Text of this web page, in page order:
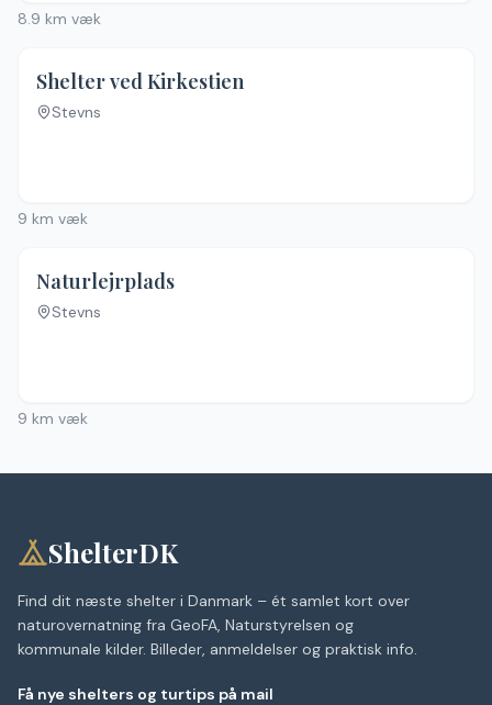
8.9 km væk
Shelter ved Kirkestien
Stevns
9 km væk
Naturlejrplads
Stevns
9 km væk
ShelterDK
Find dit næste shelter i Danmark – ét samlet kort over
naturovernatning fra GeoFA, Naturstyrelsen og
kommunale kilder. Billeder, anmeldelser og praktisk info.
Få nye shelters og turtips på mail